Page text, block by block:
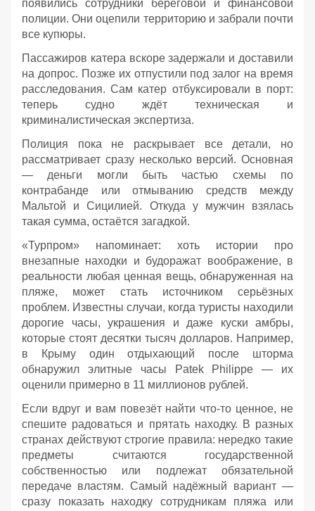
появились сотрудники береговой и финансовой
полиции. Они оцепили территорию и забрали почти
все купюры.
Пассажиров катера вскоре задержали и доставили
на допрос. Позже их отпустили под залог на время
расследования. Сам катер отбуксировали в порт:
теперь судно ждёт техническая и
криминалистическая экспертиза.
Полиция пока не раскрывает все детали, но
рассматривает сразу несколько версий. Основная
— деньги могли быть частью схемы по
контрабанде или отмыванию средств между
Мальтой и Сицилией. Откуда у мужчин взялась
такая сумма, остаётся загадкой.
«Турпром» напоминает: хоть истории про
внезапные находки и будоражат воображение, в
реальности любая ценная вещь, обнаруженная на
пляже, может стать источником серьёзных
проблем. Известны случаи, когда туристы находили
дорогие часы, украшения и даже куски амбры,
которые стоят десятки тысяч долларов. Например,
в Крыму один отдыхающий после шторма
обнаружил элитные часы Patek Philippe — их
оценили примерно в 11 миллионов рублей.
Если вдруг и вам повезёт найти что‑то ценное, не
спешите радоваться и прятать находку. В разных
странах действуют строгие правила: нередко такие
предметы считаются государственной
собственностью или подлежат обязательной
передаче властям. Самый надёжный вариант —
сразу показать находку сотрудникам пляжа или